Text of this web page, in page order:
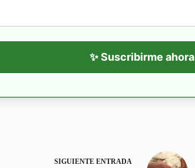
✨ Suscribirme ahora
SIGUIENTE ENTRADA